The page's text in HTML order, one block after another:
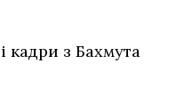
кадри з Бахмута